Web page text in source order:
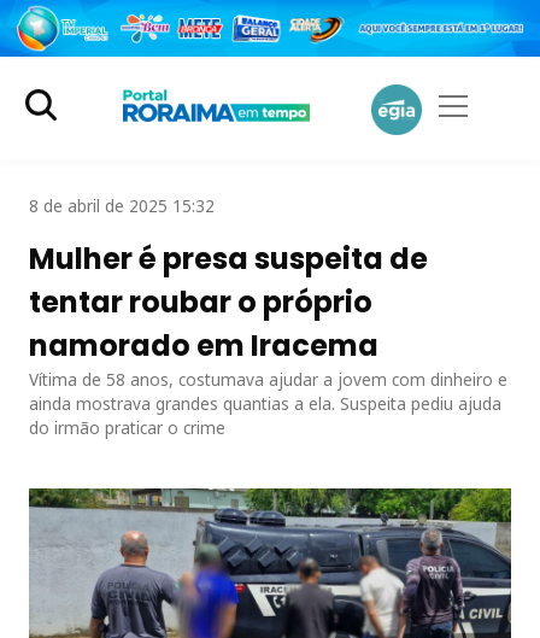
8 de abril de 2025 15:32
Mulher é presa suspeita de
tentar roubar o próprio
namorado em Iracema
Vítima de 58 anos, costumava ajudar a jovem com dinheiro e
ainda mostrava grandes quantias a ela. Suspeita pediu ajuda
do irmão praticar o crime